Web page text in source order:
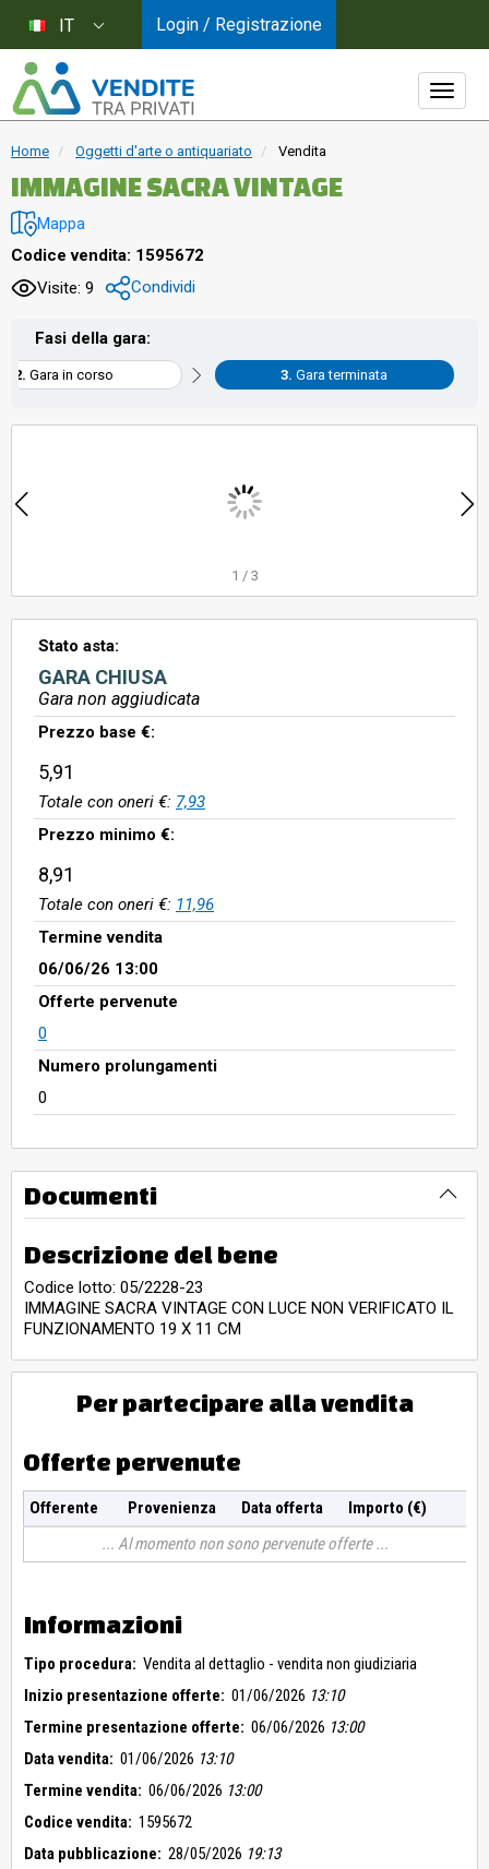
Home Oggetti d'arte o antiquariato Vendita
IMMAGINE SACRA VINTAGE
Mappa
Codice vendita: 1595672
Visite: 9
Condividi
Fasi della gara:
Gara in corso Gara terminata
1 / 3
Stato asta:
GARA CHIUSA
Gara non aggiudicata
Prezzo base €:
5,91
Totale con oneri €: 7,93
Prezzo minimo €:
8,91
Totale con oneri €: 11,96
Termine vendita
06/06/26 13:00
Offerte pervenute
0
Numero prolungamenti
0
Documenti
Descrizione del bene
Codice lotto: 05/2228-23
IMMAGINE SACRA VINTAGE CON LUCE NON VERIFICATO IL
FUNZIONAMENTO 19 X 11 CM
Per partecipare alla vendita
Offerte pervenute
Offerente Provenienza Data offerta
Importo (€)
Al momento non sono pervenute offerte
Informazioni
Tipo procedura: Vendita al dettaglio - vendita non giudiziaria
Inizio presentazione offerte: 01/06/2026 13:10
Termine presentazione offerte: 06/06/2026 13:00
Data vendita: 01/06/2026 13:10
Termine vendita: 06/06/2026 13:00
Codice vendita: 1595672
Data pubblicazione: 28/05/2026 19:13
IT Login / Registrazione